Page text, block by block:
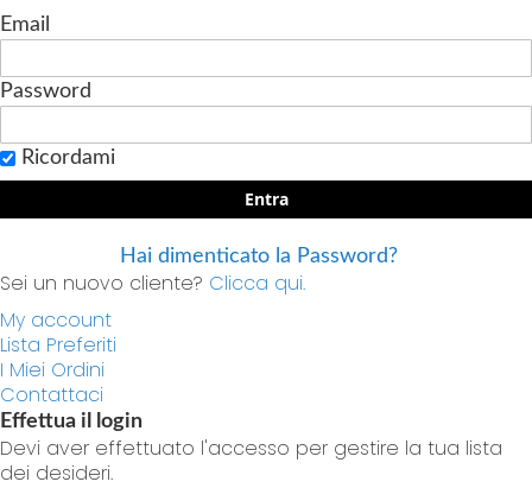
Email
Password
Ricordami
Entra
Hai dimenticato la Password?
Sei un nuovo cliente? Clicca qui.
My account
Lista Preferiti
I Miei Ordini
Contattaci
Effettua il login
Devi aver effettuato l'accesso per gestire la tua lista
dei desideri.